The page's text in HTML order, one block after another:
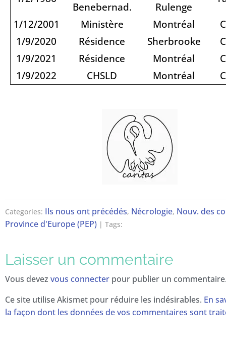
Benebernad. Rulenge
1/12/2001
Ministère Montréal
1/9/2020
Résidence Sherbrooke
1/9/2021
Résidence Montréal
1/9/2022
CHSLD Montréal
Categories: Ils nous ont précédés, Nécrologie, Nouv. des
Province d'Europe (PEP) | Tags:
Laisser un commentaire
Vous devez vous connecter pour publier un
Ce site utilise Akismet pour réduire les indésirables. En
la façon dont les données de vos commentaires sont